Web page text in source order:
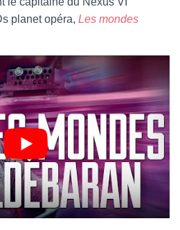
planet opéra, Les mondes